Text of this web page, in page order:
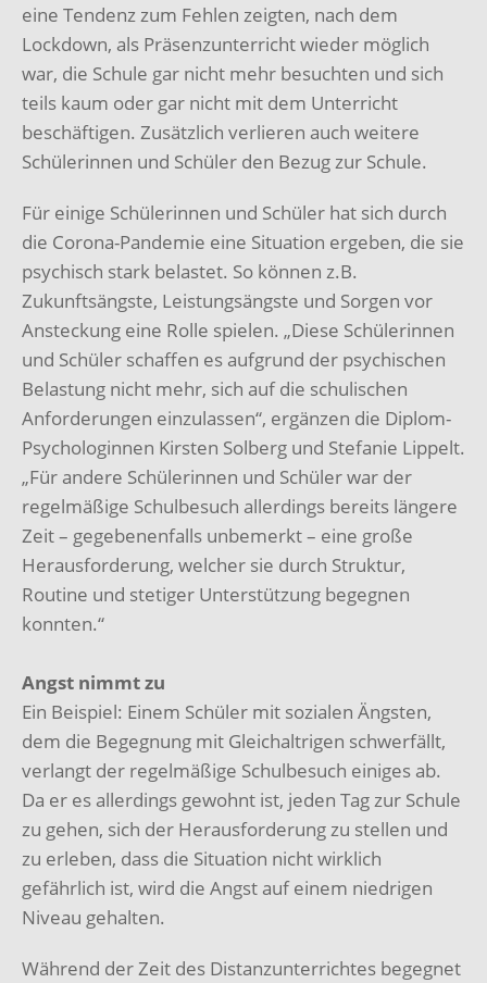
eine Tendenz zum Fehlen zeigten, nach dem
Lockdown, als Präsenzunterricht wieder möglich
war, die Schule gar nicht mehr besuchten und sich
teils kaum oder gar nicht mit dem Unterricht
beschäftigen. Zusätzlich verlieren auch weitere
Schülerinnen und Schüler den Bezug zur Schule.
Für einige Schülerinnen und Schüler hat sich durch
die Corona-Pandemie eine Situation ergeben, die sie
psychisch stark belastet. So können z.B.
Zukunftsängste, Leistungsängste und Sorgen vor
Ansteckung eine Rolle spielen. „Diese Schülerinnen
und Schüler schaffen es aufgrund der psychischen
Belastung nicht mehr, sich auf die schulischen
Anforderungen einzulassen“, ergänzen die Diplom-
Psychologinnen Kirsten Solberg und Stefanie Lippelt.
„Für andere Schülerinnen und Schüler war der
regelmäßige Schulbesuch allerdings bereits längere
Zeit – gegebenenfalls unbemerkt – eine große
Herausforderung, welcher sie durch Struktur,
Routine und stetiger Unterstützung begegnen
konnten.“
Angst nimmt zu
Ein Beispiel: Einem Schüler mit sozialen Ängsten,
dem die Begegnung mit Gleichaltrigen schwerfällt,
verlangt der regelmäßige Schulbesuch einiges ab.
Da er es allerdings gewohnt ist, jeden Tag zur Schule
zu gehen, sich der Herausforderung zu stellen und
zu erleben, dass die Situation nicht wirklich
gefährlich ist, wird die Angst auf einem niedrigen
Niveau gehalten.
Während der Zeit des Distanzunterrichtes begegnet